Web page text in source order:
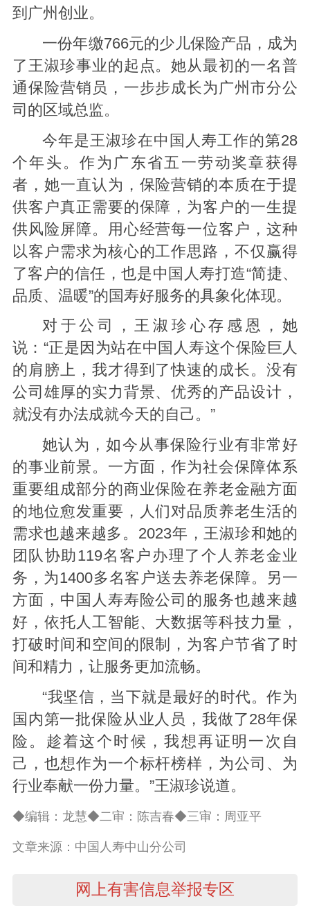
到广州创业。
一份年缴766元的少儿保险产品，成为
了王淑珍事业的起点。她从最初的一名普
通保险营销员，一步步成长为广州市分公
司的区域总监。
今年是王淑珍在中国人寿工作的第28
个年头。作为广东省五一劳动奖章获得
者，她一直认为，保险营销的本质在于提
供客户真正需要的保障，为客户的一生提
供风险屏障。用心经营每一位客户，这种
以客户需求为核心的工作思路，不仅赢得
了客户的信任，也是中国人寿打造“简捷、
品质、温暖”的国寿好服务的具象化体现。
对于公司，王淑珍心存感恩，她
说：“正是因为站在中国人寿这个保险巨人
的肩膀上，我才得到了快速的成长。没有
公司雄厚的实力背景、优秀的产品设计，
就没有办法成就今天的自己。”
她认为，如今从事保险行业有非常好
的事业前景。一方面，作为社会保障体系
重要组成部分的商业保险在养老金融方面
的地位愈发重要，人们对品质养老生活的
需求也越来越多。2023年，王淑珍和她的
团队协助119名客户办理了个人养老金业
务，为1400多名客户送去养老保障。另一
方面，中国人寿寿险公司的服务也越来越
好，依托人工智能、大数据等科技力量，
打破时间和空间的限制，为客户节省了时
间和精力，让服务更加流畅。
“我坚信，当下就是最好的时代。作为
国内第一批保险从业人员，我做了28年保
险。趁着这个时候，我想再证明一次自
己，也想作为一个标杆榜样，为公司、为
行业奉献一份力量。”王淑珍说道。
◆编辑：龙慧◆二审：陈吉春◆三审：周亚平
文章来源：中国人寿中山分公司
网上有害信息举报专区